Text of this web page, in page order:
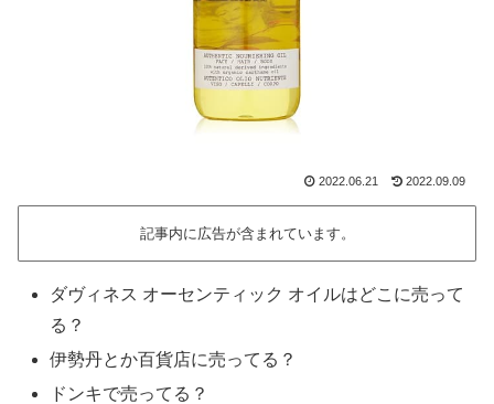
2022.06.21 2022.09.09
記事内に広告が含まれています。
ダヴィネス オーセンティック オイルはどこに売って
る？
伊勢丹とか百貨店に売ってる？
ドンキで売ってる？